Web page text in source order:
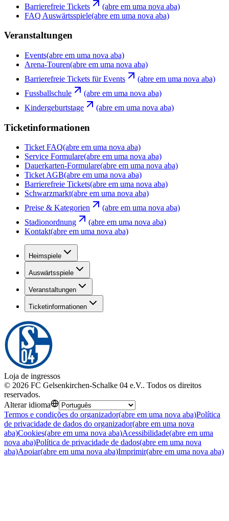
Barrierefreie Tickets
(abre em uma nova aba)
FAQ Auswärtsspiele(abre em uma nova aba)
Veranstaltungen
Events(abre em uma nova aba)
Arena-Touren(abre em uma nova aba)
Barrierefreie Tickets für Events
(abre em uma nova aba)
Fussballschule
(abre em uma nova aba)
Kindergeburtstage
(abre em uma nova aba)
Ticketinformationen
Ticket FAQ(abre em uma nova aba)
Service Formulare(abre em uma nova aba)
Dauerkarten-Formulare(abre em uma nova aba)
Ticket AGB(abre em uma nova aba)
Barrierefreie Tickets(abre em uma nova aba)
Schwarzmarkt(abre em uma nova aba)
Preise & Kategorien
(abre em uma nova aba)
Stadionordnung
(abre em uma nova aba)
Kontakt(abre em uma nova aba)
Heimspiele
Auswärtsspiele
Veranstaltungen
Ticketinformationen
Loja de ingressos
© 2026 FC Gelsenkirchen-Schalke 04 e.V.. Todos os direitos
reservados.
Alterar idioma
Termos e condições do organizador(abre em uma nova aba)Política
de privacidade de dados do organizador(abre em uma nova
aba)Cookies(abre em uma nova aba)Acessibilidade(abre em uma
nova aba)Política de privacidade de dados(abre em uma nova
aba)Apoiar(abre em uma nova aba)Imprimir(abre em uma nova aba)